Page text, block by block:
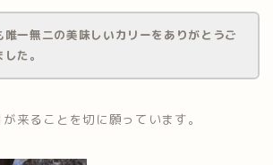
唯一無二の美味しいカリーをありがとうご
た。
来ることを切に願っています。